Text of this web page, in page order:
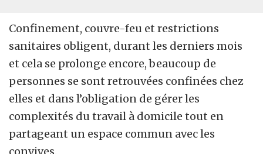
Confinement, couvre-feu et restrictions
sanitaires obligent, durant les derniers mois
et cela se prolonge encore, beaucoup de
personnes se sont retrouvées confinées chez
elles et dans l’obligation de gérer les
complexités du travail à domicile tout en
partageant un espace commun avec les